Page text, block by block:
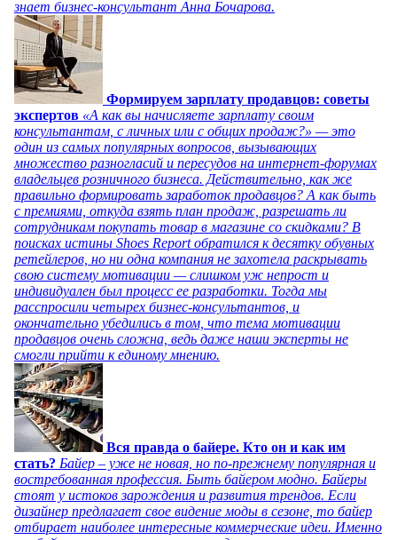
знает бизнес-консультант Анна Бочарова.
Формируем зарплату продавцов: советы
экспертов «А как вы начисляете зарплату своим
консультантам, с личных или с общих продаж?» — это
один из самых популярных вопросов, вызывающих
множество разногласий и пересудов на интернет-форумах
владельцев розничного бизнеса. Действительно, как же
правильно формировать заработок продавцов? А как быть
с премиями, откуда взять план продаж, разрешать ли
сотрудникам покупать товар в магазине со скидками? В
поисках истины Shoes Report обратился к десятку обувных
ретейлеров, но ни одна компания не захотела раскрывать
свою систему мотивации — слишком уж непрост и
индивидуален был процесс ее разработки. Тогда мы
расспросили четырех бизнес-консультантов, и
окончательно убедились в том, что тема мотивации
продавцов очень сложна, ведь даже наши эксперты не
смогли прийти к единому мнению.
Вся правда о байере. Кто он и как им
стать? Байер – уже не новая, но по-прежнему популярная и
востребованная профессия. Быть байером модно. Байеры
стоят у истоков зарождения и развития трендов. Если
дизайнер предлагает свое видение моды в сезоне, то байер
отбирает наиболее интересные коммерческие идеи. Именно